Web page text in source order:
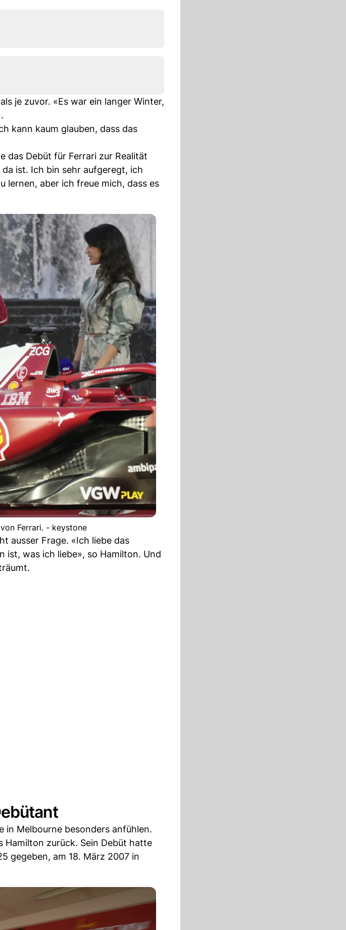
je zuvor. «Es war ein langer Winter,
kann kaum glauben, dass das
das Debüt für Ferrari zur Realität
ist. Ich bin sehr aufgeregt, ich
lernen, aber ich freue mich, dass es
Ferrari. - keystone
ausser Frage. «Ich liebe das
ist, was ich liebe», so Hamilton. Und
in Melbourne besonders anfühlen.
Hamilton zurück. Sein Debüt hatte
gegeben, am 18. März 2007 in